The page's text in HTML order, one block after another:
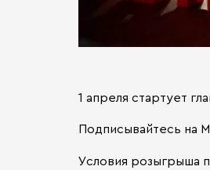
1 апреля стартует
Подписывайтесь на
Условия розыгрыша